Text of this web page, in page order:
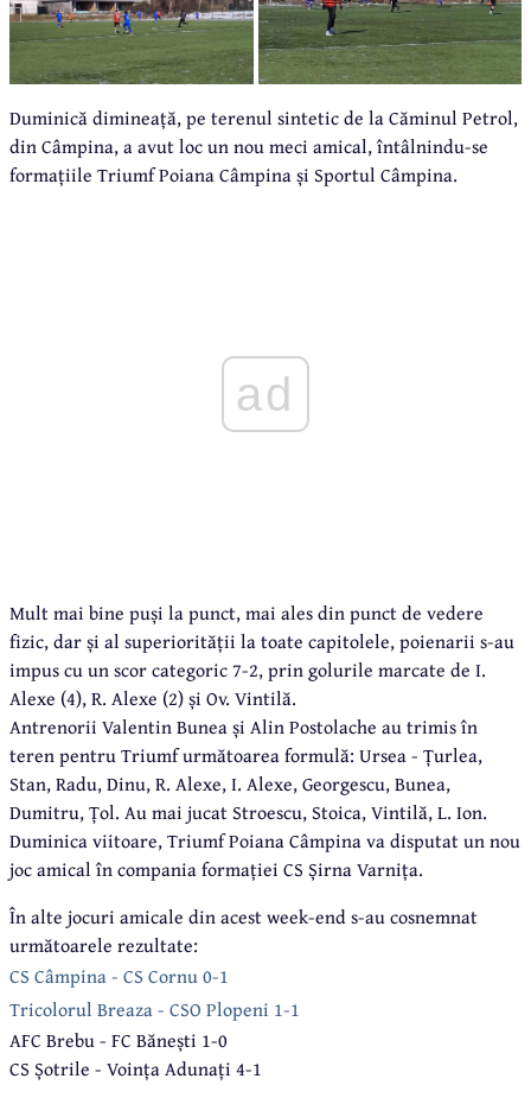
Duminică dimineață, pe terenul sintetic de la Căminul Petrol,
din Câmpina, a avut loc un nou meci amical, întâlnindu-se
formațiile Triumf Poiana Câmpina și Sportul Câmpina.
ad
Mult mai bine puși la punct, mai ales din punct de vedere
fizic, dar și al superiorității la toate capitolele, poienarii s-au
impus cu un scor categoric 7-2, prin golurile marcate de I.
Alexe (4), R. Alexe (2) și Ov. Vintilă.
Antrenorii Valentin Bunea și Alin Postolache au trimis în
teren pentru Triumf următoarea formulă: Ursea - Țurlea,
Stan, Radu, Dinu, R. Alexe, I. Alexe, Georgescu, Bunea,
Dumitru, Țol. Au mai jucat Stroescu, Stoica, Vintilă, L. Ion.
Duminica viitoare, Triumf Poiana Câmpina va disputat un nou
joc amical în compania formației CS Șirna Varnița.
În alte jocuri amicale din acest week-end s-au cosnemnat
următoarele rezultate:
CS Câmpina - CS Cornu 0-1
Tricolorul Breaza - CSO Plopeni 1-1
AFC Brebu - FC Bănești 1-0
CS Șotrile - Voința Adunați 4-1